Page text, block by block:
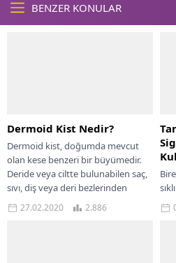
BENZER KONULAR
Dermoid Kist Nedir?
Dermoid kist, doğumda mevcut
olan kese benzeri bir büyümedir.
Deride veya ciltte bulunabilen saç,
sıvı, diş veya deri bezlerinden
oluşur....
27.02.2020 2.886